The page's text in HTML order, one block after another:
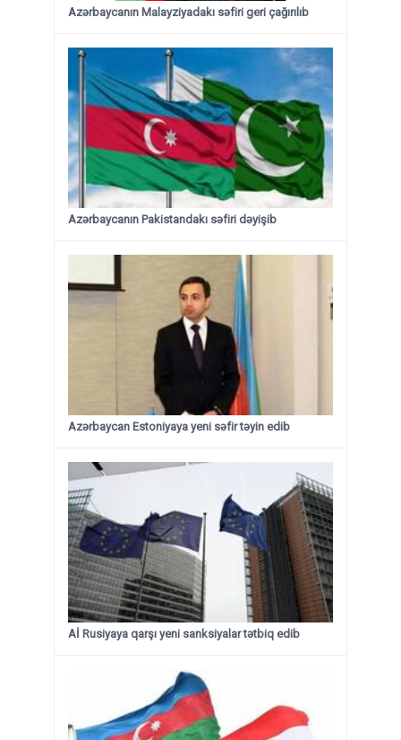
Azərbaycanın Malayziyadakı səfiri geri çağırılıb
Azərbaycanın Pakistandakı səfiri dəyişib
Azərbaycan Estoniyaya yeni səfir təyin edib
Aİ Rusiyaya qarşı yeni sanksiyalar tətbiq edib